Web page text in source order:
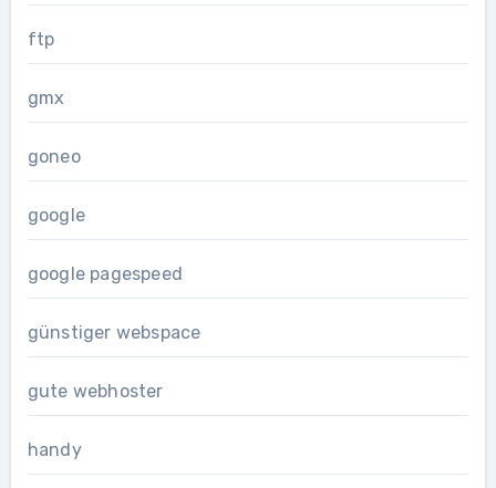
ftp
gmx
goneo
google
google pagespeed
günstiger webspace
gute webhoster
handy